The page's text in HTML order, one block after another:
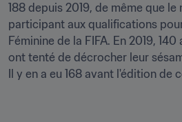
188 depuis 2019, de même que
participant aux qualifications
Féminine de la FIFA. En 2019,
ont tenté de décrocher leur
Il y en a eu 168 avant l'édition de